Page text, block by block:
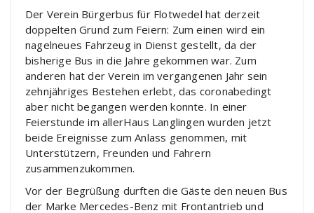
Der Verein Bürgerbus für Flotwedel hat derzeit
doppelten Grund zum Feiern: Zum einen wird ein
nagelneues Fahrzeug in Dienst gestellt, da der
bisherige Bus in die Jahre gekommen war. Zum
anderen hat der Verein im vergangenen Jahr sein
zehnjähriges Bestehen erlebt, das coronabedingt
aber nicht begangen werden konnte. In einer
Feierstunde im allerHaus Langlingen wurden jetzt
beide Ereignisse zum Anlass genommen, mit
Unterstützern, Freunden und Fahrern
zusammenzukommen.
Vor der Begrüßung durften die Gäste den neuen Bus
der Marke Mercedes-Benz mit Frontantrieb und